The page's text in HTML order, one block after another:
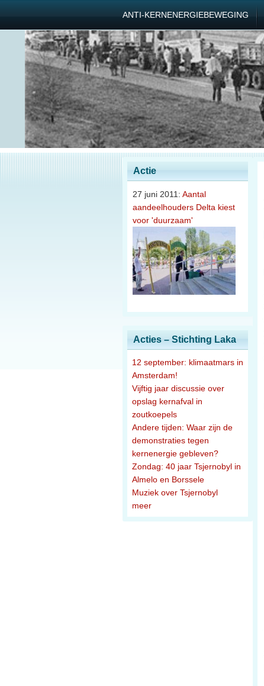
ANTI-KERNENERGIEBEWEGING
Actie
27 juni 2011: Aantal
aandeelhouders Delta kiest
voor 'duurzaam'
Acties – Stichting Laka
12 september: klimaatmars in
Amsterdam!
Vijftig jaar discussie over
opslag kernafval in
zoutkoepels
Andere tijden: Waar zijn de
demonstraties tegen
kernenergie gebleven?
Zondag: 40 jaar Tsjernobyl in
Almelo en Borssele
Muziek over Tsjernobyl
meer